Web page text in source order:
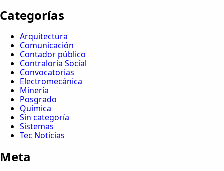
Categorías
Arquitectura
Comunicación
Contador público
Contraloria Social
Convocatorias
Electromecánica
Minería
Posgrado
Química
Sin categoría
Sistemas
Tec Noticias
Meta